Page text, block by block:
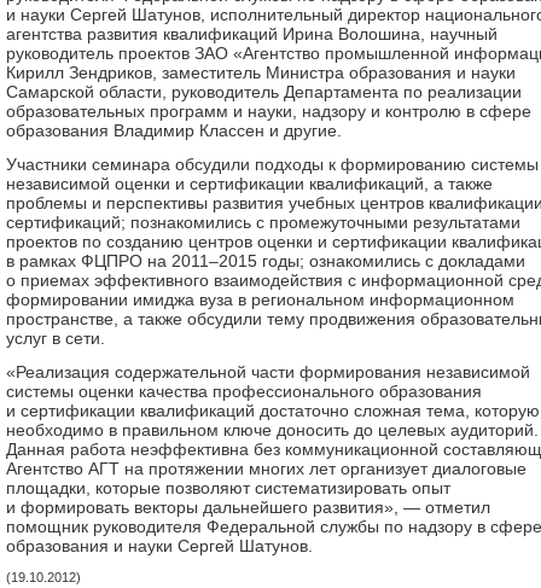
и науки Сергей Шатунов, исполнительный директор
агентства развития квалификаций Ирина Волошина, научный
руководитель проектов ЗАО «Агентство промышленной
Кирилл Зендриков, заместитель Министра образования и науки
Самарской области, руководитель Департамента по реализации
образовательных программ и науки, надзору и контролю в сфере
образования Владимир Классен и другие.
Участники семинара обсудили подходы к формированию системы
независимой оценки и сертификации квалификаций, а также
проблемы и перспективы развития учебных центров
сертификаций; познакомились с промежуточными результатами
проектов по созданию центров оценки и сертификации
в рамках ФЦПРО на 2011–2015 годы; ознакомились с докладами
о приемах эффективного взаимодействия с информационной
формировании имиджа вуза в региональном информационном
пространстве, а также обсудили тему продвижения
услуг в сети.
«Реализация содержательной части формирования независимой
системы оценки качества профессионального образования
и сертификации квалификаций достаточно сложная тема, которую
необходимо в правильном ключе доносить до целевых аудиторий.
Данная работа неэффективна без коммуникационной
Агентство АГТ на протяжении многих лет организует диалоговые
площадки, которые позволяют систематизировать опыт
и формировать векторы дальнейшего развития», — отметил
помощник руководителя Федеральной службы по надзору в сфере
образования и науки Сергей Шатунов.
(19.10.2012)